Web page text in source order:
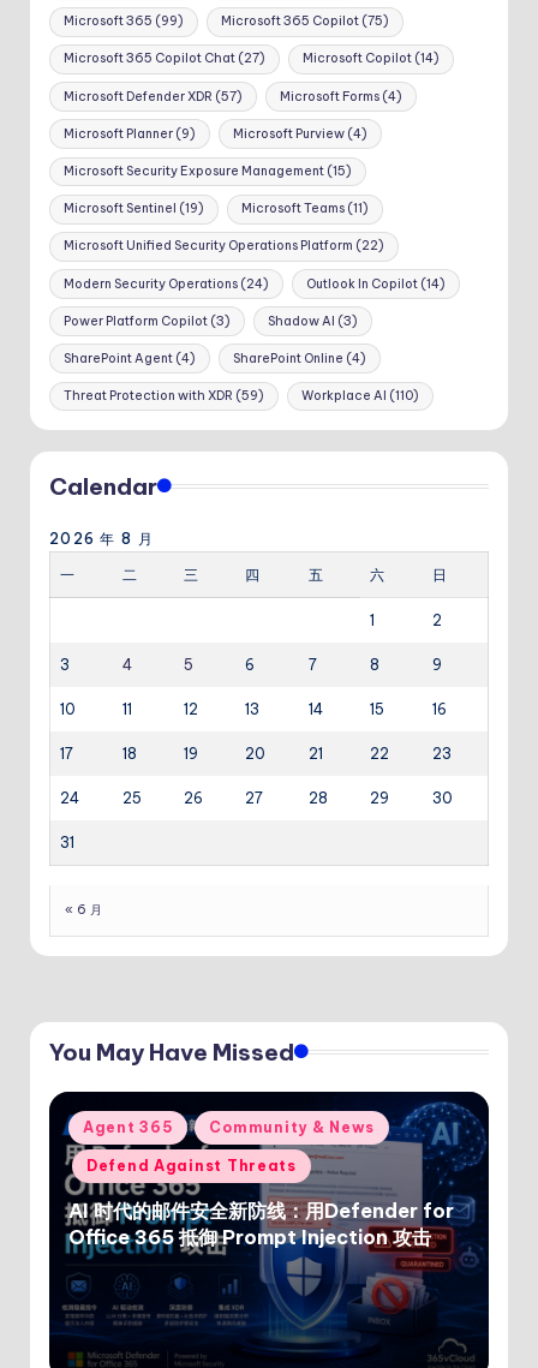
Microsoft 365 (99) Microsoft 365 Copilot(75)
Microsoft 365 Copilot Chat (27) Microsoft Copilot(14)
Microsoft Defender XDR (57) Microsoft Forms(4)
Microsoft Planner (9) Microsoft Purview(4)
Microsoft Security Exposure Management (15)
Microsoft Sentinel (19) Microsoft Teams(11)
Microsoft Unified Security Operations Platform (22)
Modern Security Operations (24) Outlook In Copilot(14)
Power Platform Copilot (3) Shadow AI (3)
SharePoint Agent (4) SharePoint Online (4)
Threat Protection with XDR (59) Workplace AI (110)
Calendar
2026 年 8 月
一
二 三 四 五 六 日
1 2
3 4 5 6 7 8 9
10 11 12 13 14 15 16
17 18 19 20 21 22 23
24 25 26 27 28 29 30
31
« 6 月
You May Have Missed
Posted
in
Agent 365 Community & News
Defend Against Threats
AI 时代的邮件安全新防线：用Defender for
Office 365 抵御 Prompt Injection 攻击